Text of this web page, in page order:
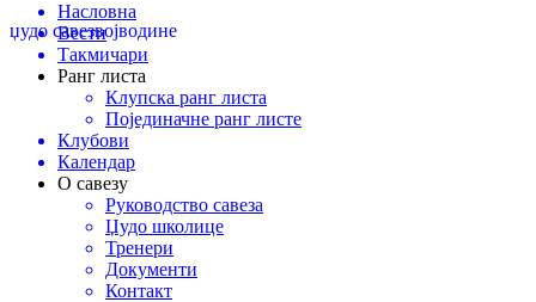
џудо савезвојводине
Насловна
Вести
Такмичари
Ранг листа
Клупска ранг листа
Појединачне ранг листе
Клубови
Календар
О савезу
Руководство савеза
Џудо школице
Тренери
Документи
Контакт